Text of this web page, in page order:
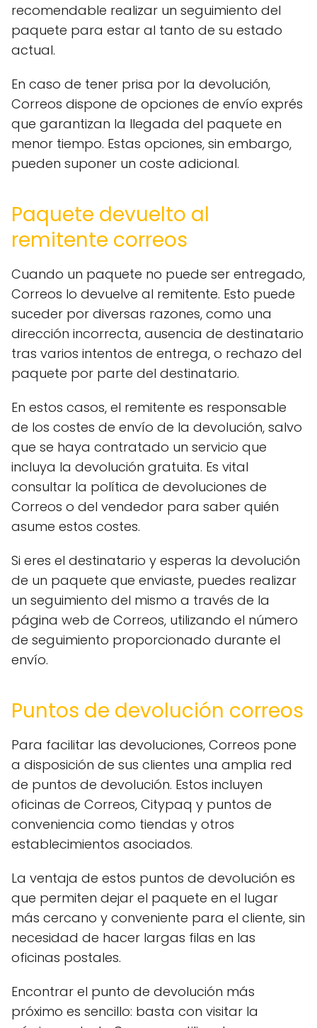
recomendable realizar un seguimiento del
paquete para estar al tanto de su estado
actual.
En caso de tener prisa por la devolución,
Correos dispone de opciones de envío exprés
que garantizan la llegada del paquete en
menor tiempo. Estas opciones, sin embargo,
pueden suponer un coste adicional.
Paquete devuelto al
remitente correos
Cuando un paquete no puede ser entregado,
Correos lo devuelve al remitente. Esto puede
suceder por diversas razones, como una
dirección incorrecta, ausencia de destinatario
tras varios intentos de entrega, o rechazo del
paquete por parte del destinatario.
En estos casos, el remitente es responsable
de los costes de envío de la devolución, salvo
que se haya contratado un servicio que
incluya la devolución gratuita. Es vital
consultar la política de devoluciones de
Correos o del vendedor para saber quién
asume estos costes.
Si eres el destinatario y esperas la devolución
de un paquete que enviaste, puedes realizar
un seguimiento del mismo a través de la
página web de Correos, utilizando el número
de seguimiento proporcionado durante el
envío.
Puntos de devolución correos
Para facilitar las devoluciones, Correos pone
a disposición de sus clientes una amplia red
de puntos de devolución. Estos incluyen
oficinas de Correos, Citypaq y puntos de
conveniencia como tiendas y otros
establecimientos asociados.
La ventaja de estos puntos de devolución es
que permiten dejar el paquete en el lugar
más cercano y conveniente para el cliente, sin
necesidad de hacer largas filas en las
oficinas postales.
Encontrar el punto de devolución más
próximo es sencillo: basta con visitar la